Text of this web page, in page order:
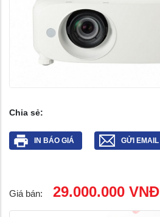
Chia sẻ:
IN BÁO GIÁ GỬI EMAIL
Giá bán: 29.000.000 VNĐ